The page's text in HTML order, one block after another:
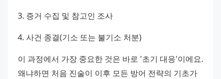
3. 증거 수집 및 참고인 조사
4. 사건 종결(기소 또는 불기소 처분)
이 과정에서 가장 중요한 것은 바로 '초기 대응'이에요.
왜냐하면 처음 진술이 이후 모든 방어 전략의 기초가